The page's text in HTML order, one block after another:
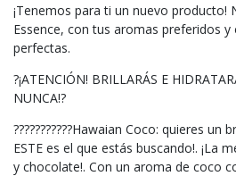
¡Tenemos para ti un nuevo producto!
Essence, con tus aromas preferidos y
perfectas.
?¡ATENCIÓN! BRILLARÁS E
NUNCA!?
???????????Hawaian Coco: quieres
ESTE es el que estás buscando!. ¡La
y chocolate!. Con un aroma de coco